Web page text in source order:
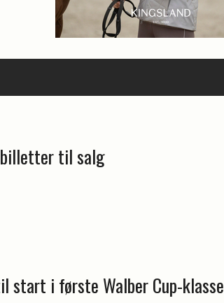
til salg
start i første Walber Cup-klasse